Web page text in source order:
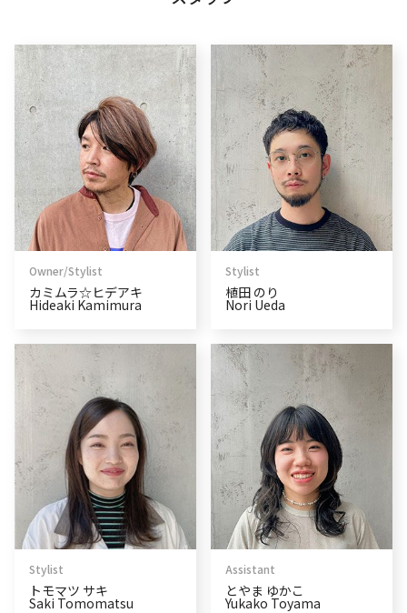
カミムラ☆ヒデアキ
Hideaki Kamimura
Owner/Stylist
植田 のり
Nori Ueda
Stylist
トモマツ サキ
Saki Tomomatsu
Stylist
とやま ゆかこ
Yukako Toyama
Assistant